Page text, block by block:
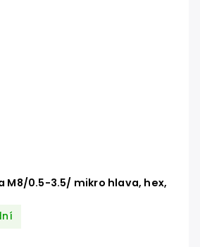
M8/0.5-3.5/ mikro hlava, hex,